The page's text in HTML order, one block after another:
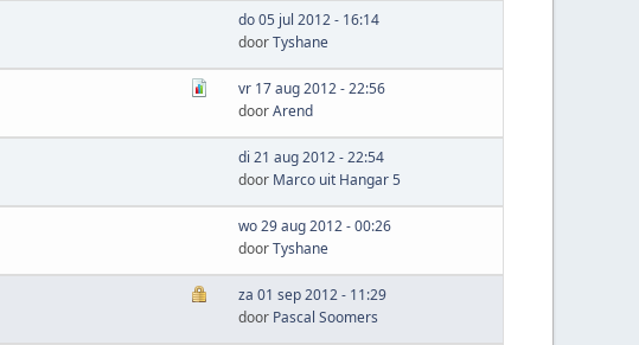
do 05 jul 2012 - 16:14
doorTyshane
vr 17 aug 2012 - 22:56
doorArend
di 21 aug 2012 - 22:54
door Marco uit Hangar 5
wo 29 aug 2012 - 00:26
doorTyshane
za 01 sep 2012 - 11:29
door Pascal Soomers